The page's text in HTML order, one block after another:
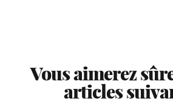
Vous aimerez
articles